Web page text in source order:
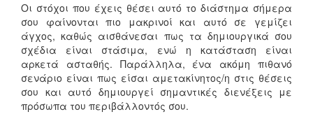
Οι στόχοι που έχεις θέσει αυτό το διάστημα σήμερα
σου φαίνονται πιο μακρινοί και αυτό σε γεμίζει
άγχος, καθώς αισθάνεσαι πως τα δημιουργικά σου
σχέδια είναι στάσιμα, ενώ η κατάσταση είναι
αρκετά ασταθής. Παράλληλα, ένα ακόμη πιθανό
σενάριο είναι πως είσαι αμετακίνητος/η στις θέσεις
σου και αυτό δημιουργεί σημαντικές διενέξεις με
πρόσωπα του περιβάλλοντός σου.